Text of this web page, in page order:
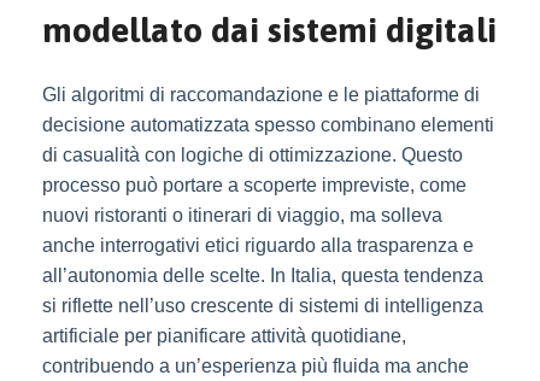
modellato dai sistemi digitali
Gli algoritmi di raccomandazione e le piattaforme di
decisione automatizzata spesso combinano elementi
di casualità con logiche di ottimizzazione. Questo
processo può portare a scoperte impreviste, come
nuovi ristoranti o itinerari di viaggio, ma solleva
anche interrogativi etici riguardo alla trasparenza e
all’autonomia delle scelte. In Italia, questa tendenza
si riflette nell’uso crescente di sistemi di intelligenza
artificiale per pianificare attività quotidiane,
contribuendo a un’esperienza più fluida ma anche